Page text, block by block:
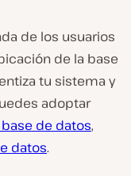
de los usuarios
de la base
tu sistema y
adoptar
de datos,
datos.